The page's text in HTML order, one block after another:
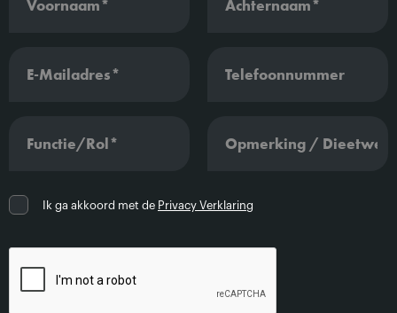
Ik ga akkoord met de Privacy Verklaring